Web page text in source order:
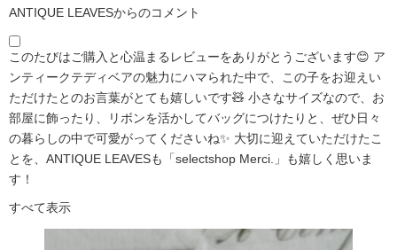
ANTIQUE LEAVESからのコメント
このたびはご購入と心温まるレビューをありがとうございます😊 ア
ンティークテディベアの魅力にハマられた中で、この子をお迎えい
ただけたとのお言葉がとても嬉しいです🧸 小さなサイズなので、お
部屋に飾ったり、リボンを活かしてバッグにつけたりと、ぜひ日々
の暮らしの中で可愛がってくださいね✨ 大切に迎えていただけたこ
とを、ANTIQUE LEAVESも「selectshop Merci.」も嬉しく思いま
す！
すべて表示